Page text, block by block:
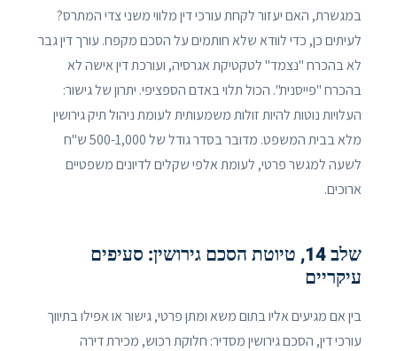
במגשרת, האם יעזור לקחת עורכי דין מלווי משני צדי המתרס?
לעיתים כן, כדי לוודא שלא חותמים על הסכם מקפח. עורך דין גבר
לא בהכרח "נצמד" לטקטיקת אגרסיה, ועורכת דין אישה לא
בהכרח "פייסנית". הכול תלוי באדם הספציפי. יתרון של גישור:
העלויות נוטות להיות זולות משמעותית לעומת ניהול תיק גירושין
מלא בבית המשפט. מדובר בסדר גודל של 500-1,000 ש"ח
לשעה למגשר פרטי, לעומת אלפי שקלים לדיונים משפטיים
ארוכים.
שלב 14, טיוטת הסכם גירושין: סעיפים
עיקריים
בין אם מגיעים אליו בתום משא ומתן פרטי, גישור או אפילו בתיווך
עורכי דין, הסכם גירושין מסדיר: חלוקת רכוש, מכירת דירה